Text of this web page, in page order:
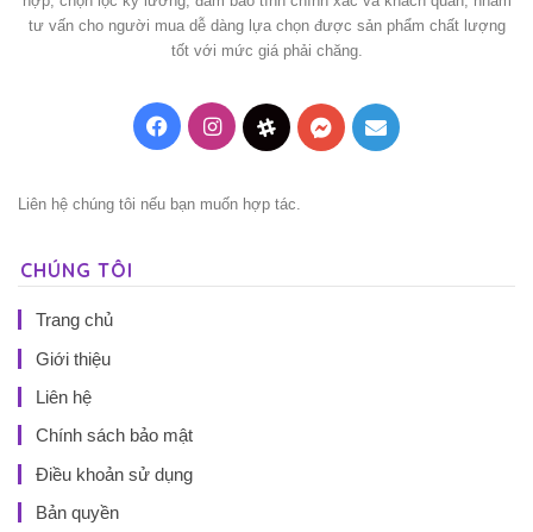
tư vấn cho người mua dễ dàng lựa chọn được sản phẩm chất lượng
tốt với mức giá phải chăng.
FacebookInstagramThreadsMessenger
Mail
Liên hệ chúng tôi nếu bạn muốn hợp tác.
CHÚNG TÔI
Trang chủ
Giới thiệu
Liên hệ
Chính sách bảo mật
Điều khoản sử dụng
Bản quyền